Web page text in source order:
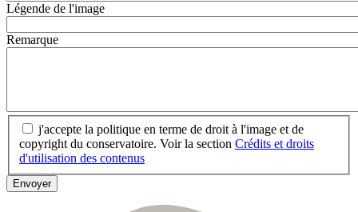
Légende de l'image
Remarque
j'accepte la politique en terme de droit à l'image et de
copyright du conservatoire. Voir la section Crédits et droits
d'utilisation des contenus